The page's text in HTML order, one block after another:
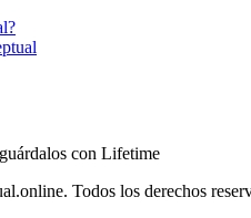
con Lifetime
Todos los derechos